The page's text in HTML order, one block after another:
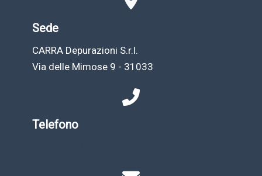
Sede
CARRA Depurazioni S.r.l.
Via delle Mimose 9 - 31033
Telefono